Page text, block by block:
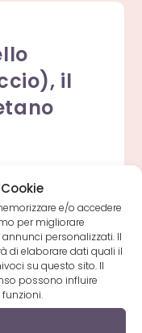
e/o accedere
per migliorare
personalizzati. Il
di elaborare dati quali il
su questo sito. Il
possono influire
il